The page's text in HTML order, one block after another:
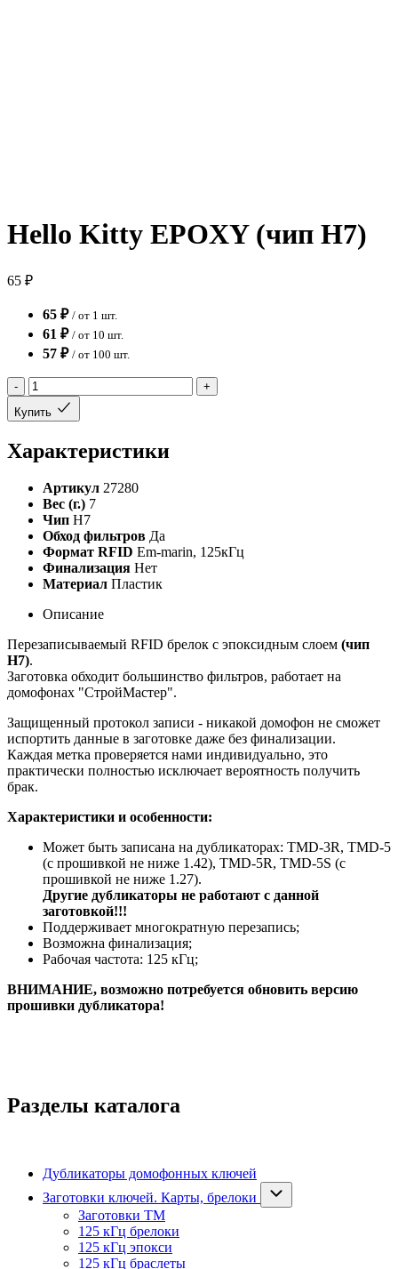
Hello Kitty EPOXY (чип H7)
65 ₽
65 ₽ / от 1 шт.
61 ₽ / от 10 шт.
57 ₽ / от 100 шт.
-
+
Купить
Характеристики
Артикул 27280
Вес (г.) 7
Чип H7
Обход фильтров Да
Формат RFID Em-marin, 125кГц
Финализация Нет
Материал Пластик
Описание
Перезаписываемый RFID брелок с эпоксидным слоем (чип
H7).
Заготовка обходит большинство фильтров, работает на
домофонах "СтройМастер".
Защищенный протокол записи - никакой домофон не сможет
испортить данные в заготовке даже без финализации.
Каждая метка проверяется нами индивидуально, это
практически полностью исключает вероятность получить
брак.
Характеристики и особенности:
Может быть записана на дубликаторах: TMD-3R, TMD-5
(с прошивкой не ниже 1.42), TMD-5R, TMD-5S (с
прошивкой не ниже 1.27).
Другие дубликаторы не работают с данной
заготовкой!!!
Поддерживает многократную перезапись;
Возможна финализация;
Рабочая частота: 125 кГц;
ВНИМАНИЕ, возможно потребуется обновить версию
прошивки дубликатора!
Разделы каталога
Дубликаторы домофонных ключей
Заготовки ключей. Карты, брелоки
Заготовки ТМ
125 кГц брелоки
125 кГц эпокси
125 кГц браслеты